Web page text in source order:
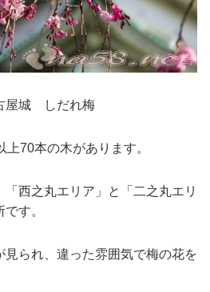
屋城 しだれ梅
70本の木があります。
西之丸エリア」と「二之丸エリ
す。
見られ、違った雰囲気で梅の花を